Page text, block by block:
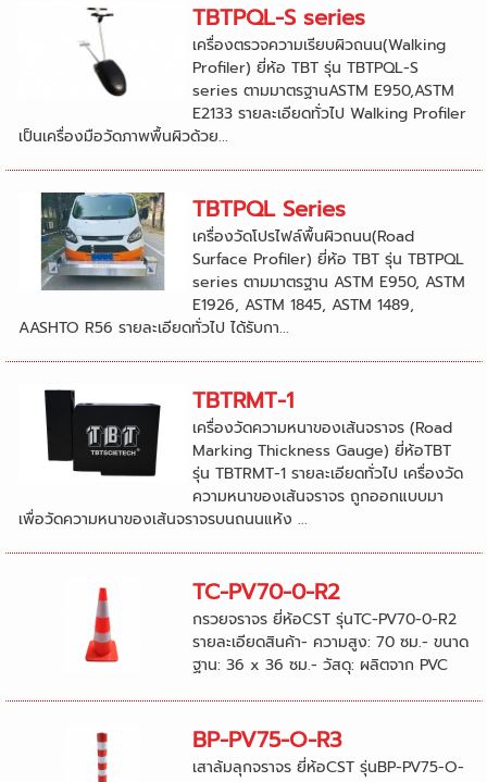
TBTPQL-S series
เครื่องตรวจความเรียบผิวถนน(Walking
Profiler) ยี่ห้อ TBT รุ่น TBTPQL-S
series ตามมาตรฐานASTM E950,ASTM
E2133 รายละเอียดทั่วไป Walking Profiler
เป็นเครื่องมือวัดภาพพื้นผิวด้วย...
TBTPQL Series
เครื่องวัดโปรไฟล์พื้นผิวถนน(Road
Surface Profiler) ยี่ห้อ TBT รุ่น TBTPQL
series ตามมาตรฐาน ASTM E950, ASTM
E1926, ASTM 1845, ASTM 1489,
AASHTO R56 รายละเอียดทั่วไป ได้รับกา...
TBTRMT-1
เครื่องวัดความหนาของเส้นจราจร (Road
Marking Thickness Gauge) ยี่ห้อTBT
รุ่น TBTRMT-1 รายละเอียดทั่วไป เครื่องวัด
ความหนาของเส้นจราจร ถูกออกแบบมา
เพื่อวัดความหนาของเส้นจราจรบนถนนแห้ง ...
TC-PV70-0-R2
กรวยจราจร ยี่ห้อCST รุ่นTC-PV70-0-R2
รายละเอียดสินค้า- ความสูง: 70 ซม.- ขนาด
ฐาน: 36 x 36 ซม.- วัสดุ: ผลิตจาก PVC ‍
BP-PV75-O-R3
เสาล้มลุกจราจร ยี่ห้อCST รุ่นBP-PV75-O-